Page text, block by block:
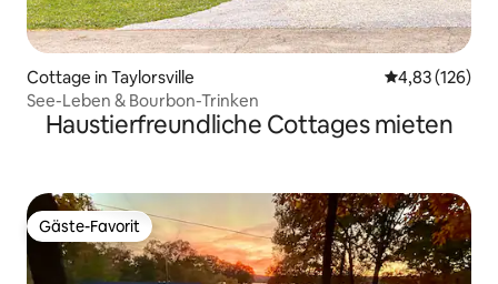
Cottage in Taylorsville
4,83 (126)
See-Leben & Bourbon-Trinken
Haustierfreundliche Cottages mieten
Gäste-Favorit
Gäste-Favorit